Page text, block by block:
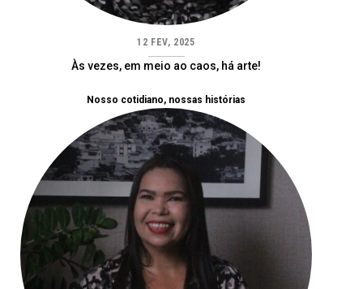
12 FEV, 2025
Às vezes, em meio ao caos, há arte!
Nosso cotidiano, nossas histórias